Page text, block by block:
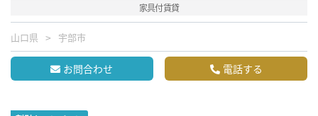
家具付賃貸
山口県 宇部市
お問合わせ 電話する